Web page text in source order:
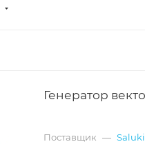
Генератор
Поставщик —